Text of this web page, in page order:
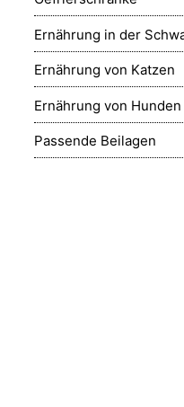
Ernährung in der
Ernährung von Katzen
Ernährung von Hunden
Passende Beilagen